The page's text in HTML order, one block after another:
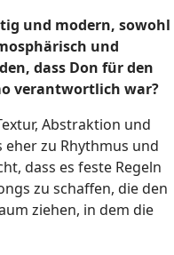
und modern, sowohl
und
dass Don für den
verantwortlich war?
Abstraktion und
eher zu Rhythmus und
dass es feste Regeln
zu schaffen, die den
ziehen, in dem die